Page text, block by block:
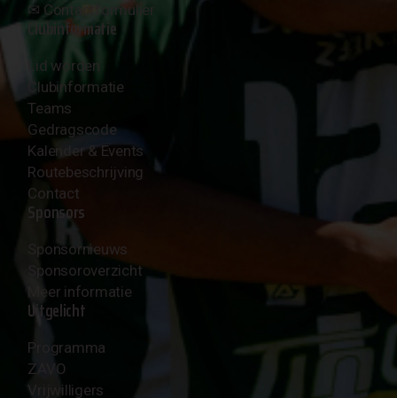
✉︎ Contactformulier
Clubinformatie
Lid worden
Clubinformatie
Teams
Gedragscode
Kalender & Events
Routebeschrijving
Contact
Sponsors
Sponsornieuws
Sponsoroverzicht
Meer informatie
Uitgelicht
Programma
ZAVO
Vrijwilligers